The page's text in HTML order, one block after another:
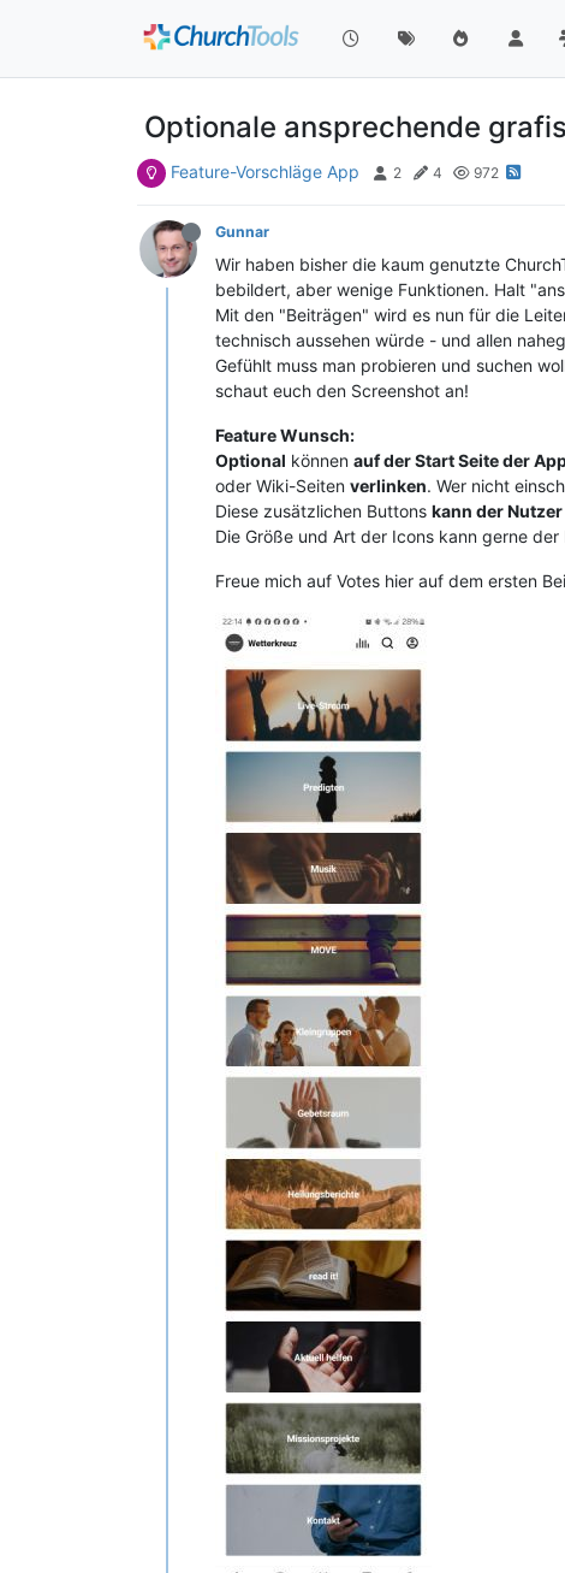
Optionale ansprechende
Feature-Vorschläge App 2 4 972
Gunnar
Wir haben bisher die kaum genutzte
bebildert, aber wenige Funktionen. Halt
Mit den "Beiträgen" wird es nun für die
technisch aussehen würde - und allen
Gefühlt muss man probieren und suchen
schaut euch den Screenshot an!
Feature Wunsch:
Optional können auf der Start Seite der
oder Wiki-Seiten verlinken. Wer nicht
Diese zusätzlichen Buttons kann der
Die Größe und Art der Icons kann gerne
Freue mich auf Votes hier auf dem ersten